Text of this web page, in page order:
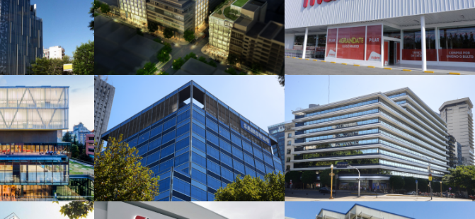
3
Mayorista Makro
Pilar
Artes Bouchard 710
Edificio Plaza San
Martin